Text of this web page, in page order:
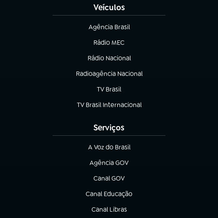
Veículos
Agência Brasil
(abre em nova aba)
Rádio MEC
Rádio Nacional
(abre em nova aba)
Radioagência Nacional
(abre em nova aba)
TV Brasil
(abre em nova aba)
TV Brasil Internacional
(abre em nova aba)
Serviços
A Voz do Brasil
(abre em nova aba)
Agência GOV
(abre em nova aba)
Canal GOV
(abre em nova aba)
Canal Educação
(abre em nova aba)
Canal Libras
(abre em nova aba)